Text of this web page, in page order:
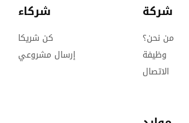
شركة
من نحن؟
وظيفة
الاتصال
شركاء
كن شريكا
إرسال مشروعي